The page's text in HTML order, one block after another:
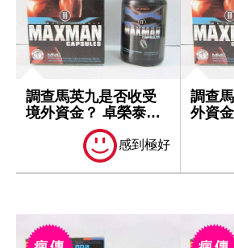
調查馬英九是否收受
境外資金？ 卓榮泰：
一切依法處理
感到極好
調查
外資
切依